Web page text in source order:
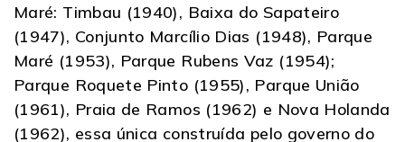
Maré: Timbau (1940), Baixa do Sapateiro
(1947), Conjunto Marcílio Dias (1948), Parque
Maré (1953), Parque Rubens Vaz (1954);
Parque Roquete Pinto (1955), Parque União
(1961), Praia de Ramos (1962) e Nova Holanda
(1962), essa única construída pelo governo do